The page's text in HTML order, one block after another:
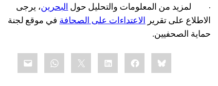
·
لمزيد من المعلومات والتحليل حولالبحرين، يرجى
الاطلاع على تقريرالاعتداءات على الصحافةفي موقع لجنة
حماية الصحفيين.
Bluesky
Facebook
LinkedIn